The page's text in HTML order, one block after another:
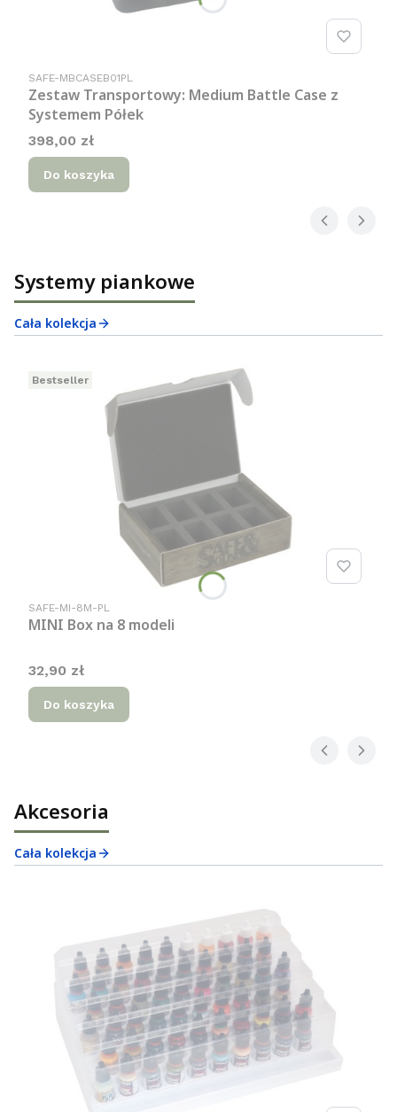
Kod produktu
SAFE-MBCASEB01PL
Zestaw Transportowy: Medium Battle Case z
Systemem Półek
Cena
398,00 zł
Do koszyka
Systemy piankowe
Cała kolekcja
Bestseller
Kod produktu
SAFE-MI-8M-PL
MINI Box na 8 modeli
Cena
32,90 zł
Do koszyka
Akcesoria
Cała kolekcja